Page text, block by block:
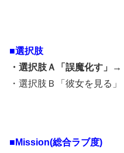
■選択肢
・選択肢Ａ「誤魔化す」→
・選択肢Ｂ「彼女を見る」
■Mission(総合ラブ度)